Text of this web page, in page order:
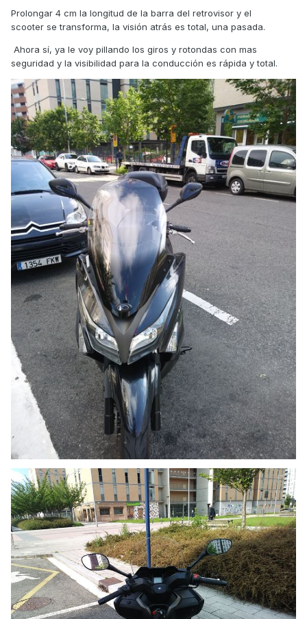
Prolongar 4 cm la longitud de la barra del retrovisor y el
scooter se transforma, la visión atrás es total, una pasada.
Ahora sí, ya le voy pillando los giros y rotondas con mas
seguridad y la visibilidad para la conducción es rápida y total.